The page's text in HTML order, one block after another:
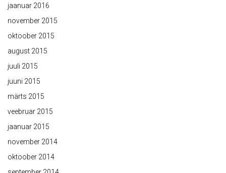
jaanuar 2016
november 2015
oktoober 2015
august 2015
juuli 2015
juuni 2015
märts 2015
veebruar 2015
jaanuar 2015
november 2014
oktoober 2014